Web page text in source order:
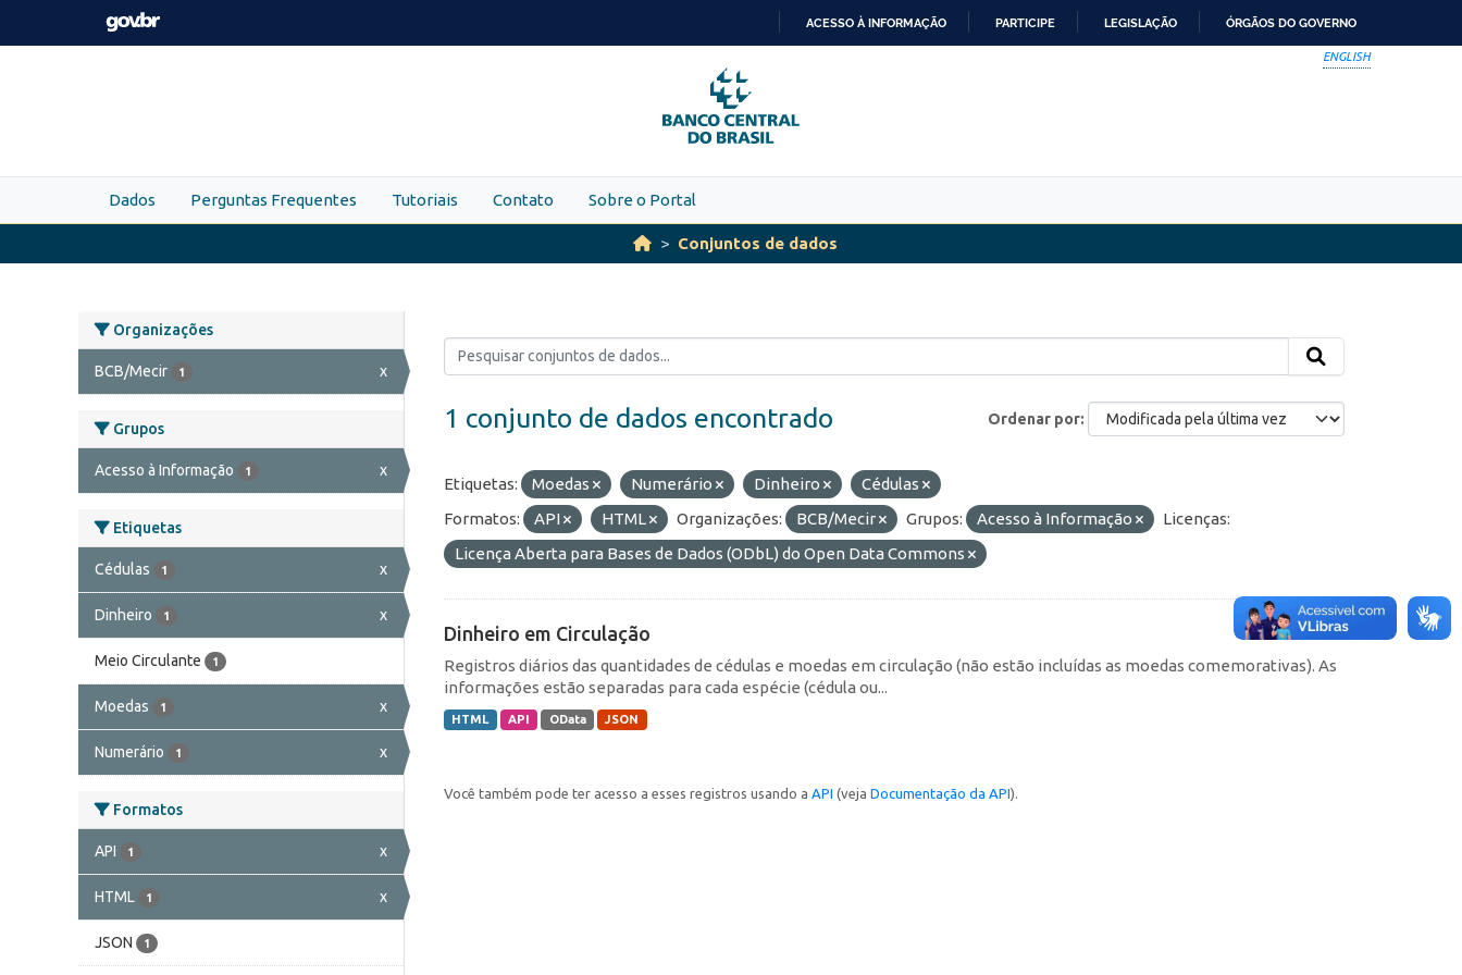
Skip to main content
PARA
O
CONTEÚDO
ACESSO À INFORMAÇÃO PARTICIPE LEGISLAÇÃO ÓRGÃOS DO GOVERNO
ENGLISH
Dados Perguntas Frequentes Tutoriais Contato Sobre o Portal
Conjuntos de dados
Organizações
BCB/Mecir 1 x
Grupos
Acesso à Informação 1 x
Etiquetas
Cédulas 1 x
Dinheiro 1 x
Meio Circulante 1
Moedas 1 x
Numerário 1 x
Formatos
API 1 x
HTML 1 x
JSON 1
Ordenar por
1 conjunto de dados encontrado
Etiquetas: Moedas Numerário Dinheiro
Cédulas
Formatos:
API HTML Organizações: BCB/Mecir Grupos: Acesso à Informação
Licenças:
Licença Aberta para Bases de Dados (ODbL) do Open Data Commons
Dinheiro em Circulação
Registros diários das quantidades de cédulas e moedas em circulação (não estão incluídas as moedas comemorativas). As
informações estão separadas para cada espécie (cédula ou...
HTML API OData JSON
Você também pode ter acesso a esses registros usando a API (veja Documentação da API).